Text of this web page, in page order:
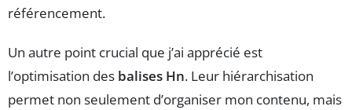
référencement.
Un autre point crucial que j’ai apprécié est
l’optimisation des balises Hn. Leur hiérarchisation
permet non seulement d’organiser mon contenu, mais